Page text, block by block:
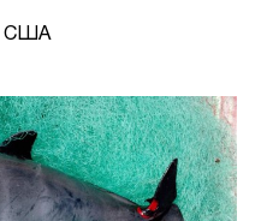
США